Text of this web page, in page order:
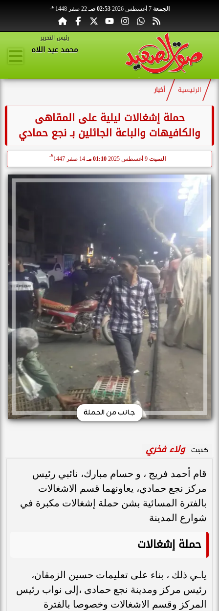
الجمعة 7 أغسطس 2026 02:53 صـ 22 صفر 1448 هـ
رئيس التحرير
محمد عبد اللاه
الرئيسية أخبار
حملة إشغالات ليلية على المقاهى
والكافيهات والباعة الجائلين بـ نجع حمادي
السبت 01:10 مـ 14 صفر 1447
هـ
جانب من الحملة
كتبت ولاء فخري
قام أحمد فريج ، و حسام مبارك، نائبي رئيس
مركز نجع حمادي، يعاونهما قسم الاشغالات
بالفترة المسائية بشن حملة إشغالات مكبرة في
شوارع المدينة
حملة إشغالات
ياـي ذلك ، بناء على تعليمات حسين الزمقان،
رئيس مركز ومدينة نجع حمادى ،إلى نواب رئيس
المركز وقسم الاشغالات وخصوصا بالفترة